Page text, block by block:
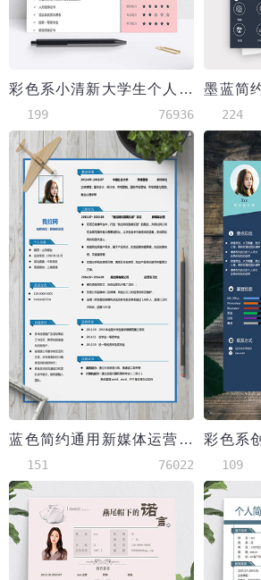
彩色系小清新大学生个人简历模板
199 76936 224
蓝色简约通用新媒体运营简历模板
151 76022 109